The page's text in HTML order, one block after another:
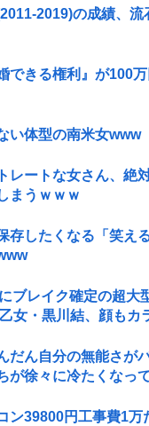
2019)の成績、流
できる権利』が100
い体型の南米女www
レートな女さん、絶
まうｗｗｗ
存したくなる「笑え
ブレイク確定の超大
女・黒川結、顔もカ
だん自分の無能さが
が徐々に冷たくなっ
ン39800円工事費1万